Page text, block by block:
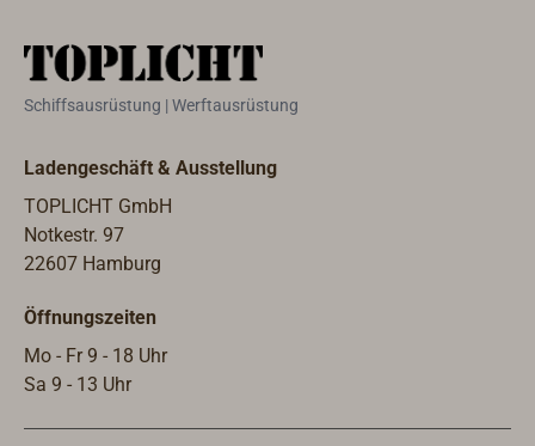
Schiffsausrüstung | Werftausrüstung
Ladengeschäft & Ausstellung
TOPLICHT GmbH
Notkestr. 97
22607 Hamburg
Öffnungszeiten
Mo - Fr 9 - 18 Uhr
Sa 9 - 13 Uhr